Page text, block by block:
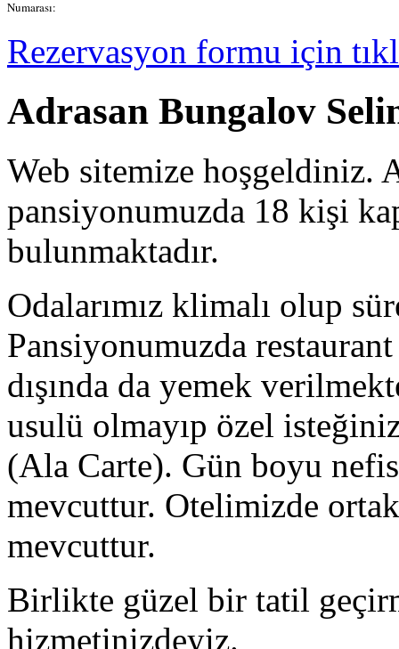
Rezervasyon formu için
Adrasan Bungalov
Web sitemize hoşgeldiniz.
pansiyonumuzda 18 kişi
bulunmaktadır.
Odalarımız klimalı olup
Pansiyonumuzda
dışında da yemek
usulü olmayıp özel
(Ala Carte). Gün boyu
mevcuttur. Otelimizde
mevcuttur.
Birlikte güzel bir tatil
hizmetinizdeyiz.